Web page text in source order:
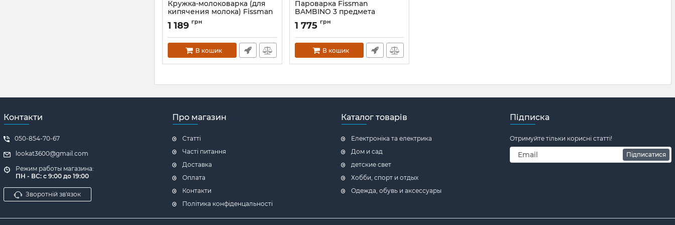
Кружка-молоковарка (для
кипячения молока) Fissman
1.5л с мерной шкалой
Артикул:
1 189 грн
В кошик
Пароварка Fissman
BAMBINO 3 предмета
Артикул: FN-SS-5275
1 775 грн
В кошик
Контакти
050-854-70-67
lookat3600@gmail.com
Режим работы магазина:
ПН - ВС: с 9:00 до 19:00
Зворотній зв'язок
Про магазин
Статті
Часті питання
Доставка
Оплата
Контакти
Політика конфіденцальності
Каталог товарів
Електроніка та електрика
Дом и сад
детские свет
Хобби, спорт и отдых
Одежда, обувь и аксессуары
Підписка
Отримуйте тільки корисні статті!
Підписатися